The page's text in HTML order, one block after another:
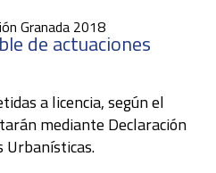
Granada 2018
de actuaciones
a licencia, según el
mediante Declaración
Urbanísticas.